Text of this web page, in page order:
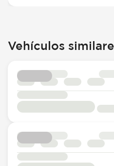
Vehículos